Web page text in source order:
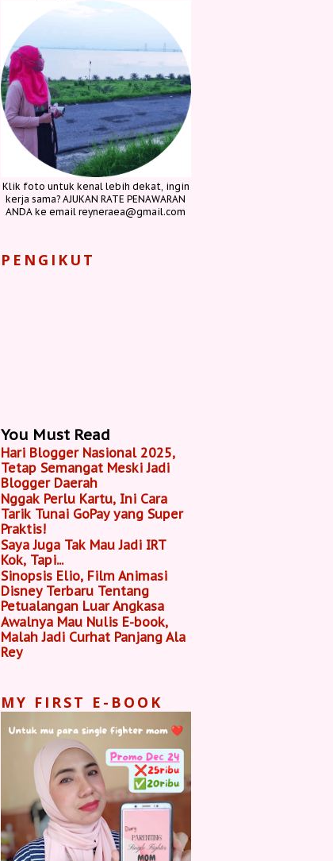
Klik foto untuk kenal lebih dekat, ingin
kerja sama? AJUKAN RATE PENAWARAN
ANDA ke email reyneraea@gmail.com
PENGIKUT
You Must Read
Hari Blogger Nasional 2025,
Tetap Semangat Meski Jadi
Blogger Daerah
Nggak Perlu Kartu, Ini Cara
Tarik Tunai GoPay yang Super
Praktis!
Saya Juga Tak Mau Jadi IRT
Kok, Tapi...
Sinopsis Elio, Film Animasi
Disney Terbaru Tentang
Petualangan Luar Angkasa
Awalnya Mau Nulis E-book,
Malah Jadi Curhat Panjang Ala
Rey
MY FIRST E-BOOK